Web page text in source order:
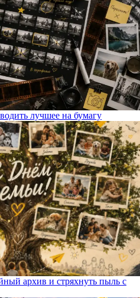
лучшее на бумагу
архив и стряхнуть пыль с